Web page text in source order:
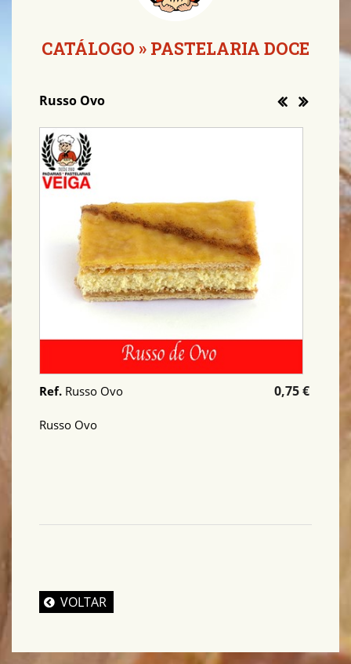
CATÁLOGO » PASTELARIA DOCE
Russo Ovo
0,75 €
Ref. Russo Ovo
Russo Ovo
VOLTAR